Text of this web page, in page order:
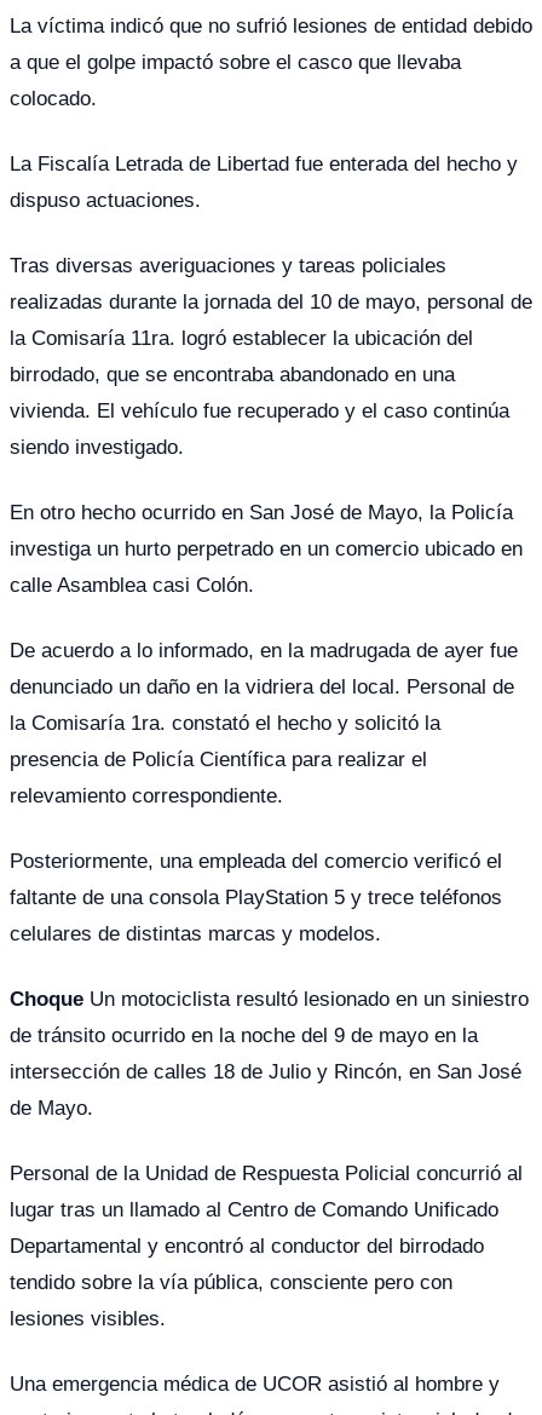
La víctima indicó que no sufrió lesiones de entidad debido
a que el golpe impactó sobre el casco que llevaba
colocado.
La Fiscalía Letrada de Libertad fue enterada del hecho y
dispuso actuaciones.
Tras diversas averiguaciones y tareas policiales
realizadas durante la jornada del 10 de mayo, personal de
la Comisaría 11ra. logró establecer la ubicación del
birrodado, que se encontraba abandonado en una
vivienda. El vehículo fue recuperado y el caso continúa
siendo investigado.
En otro hecho ocurrido en San José de Mayo, la Policía
investiga un hurto perpetrado en un comercio ubicado en
calle Asamblea casi Colón.
De acuerdo a lo informado, en la madrugada de ayer fue
denunciado un daño en la vidriera del local. Personal de
la Comisaría 1ra. constató el hecho y solicitó la
presencia de Policía Científica para realizar el
relevamiento correspondiente.
Posteriormente, una empleada del comercio verificó el
faltante de una consola PlayStation 5 y trece teléfonos
celulares de distintas marcas y modelos.
Choque Un motociclista resultó lesionado en un siniestro
de tránsito ocurrido en la noche del 9 de mayo en la
intersección de calles 18 de Julio y Rincón, en San José
de Mayo.
Personal de la Unidad de Respuesta Policial concurrió al
lugar tras un llamado al Centro de Comando Unificado
Departamental y encontró al conductor del birrodado
tendido sobre la vía pública, consciente pero con
lesiones visibles.
Una emergencia médica de UCOR asistió al hombre y